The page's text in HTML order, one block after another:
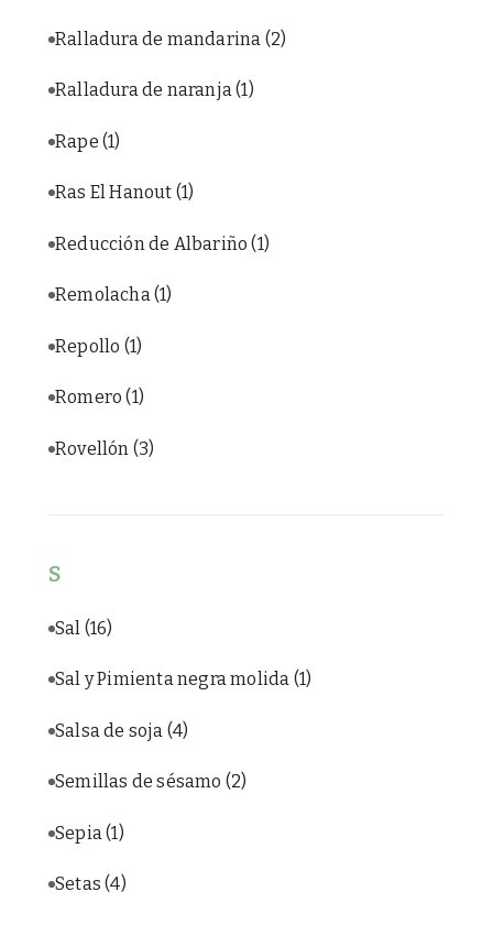
Ralladura de mandarina (2)
Ralladura de naranja(1)
Rape (1)
Ras El Hanout (1)
Reducción de Albariño(1)
Remolacha(1)
Repollo (1)
Romero(1)
Rovellón (3)
S
Sal (16)
Sal y Pimienta negra molida (1)
Salsa de soja (4)
Semillas de sésamo (2)
Sepia(1)
Setas(4)